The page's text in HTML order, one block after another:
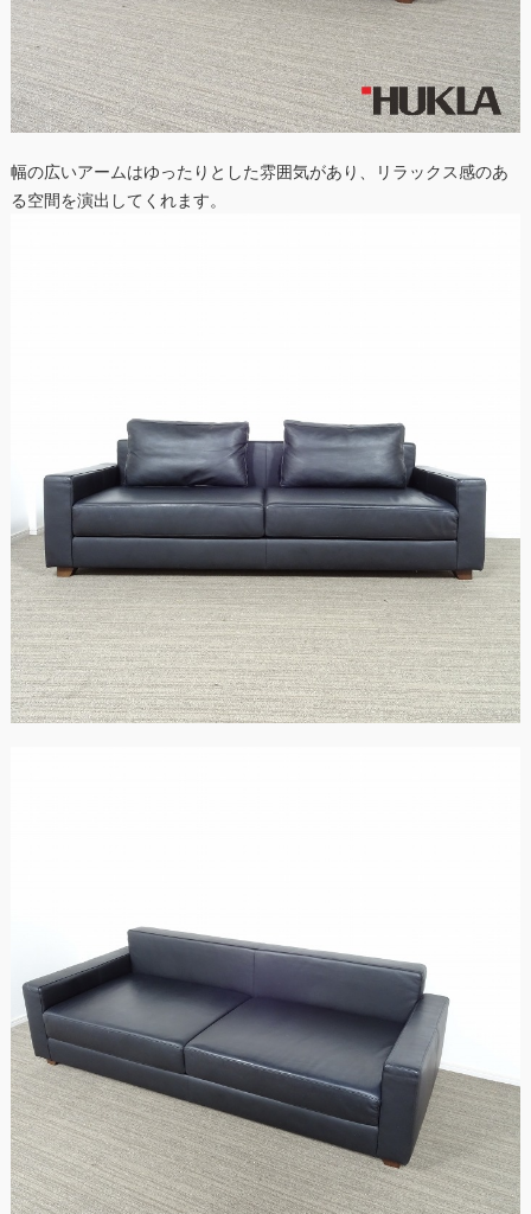
幅の広いアームはゆったりとした雰囲気があり、リラックス感のあ
る空間を演出してくれます。